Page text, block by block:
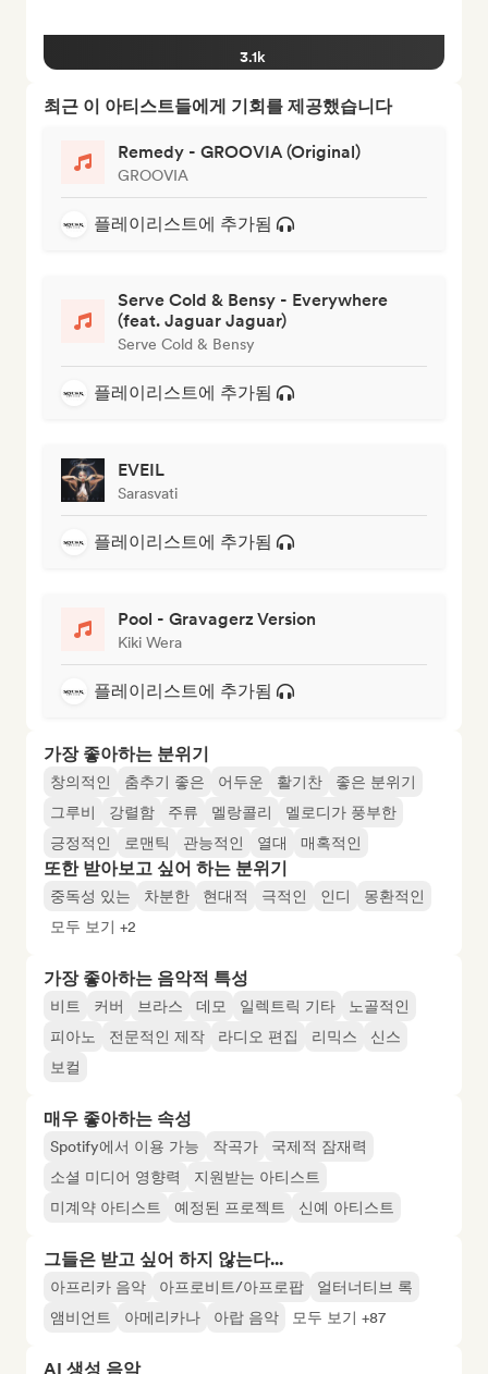
3.1k
최근 이 아티스트들에게 기회를 제공했습니다
Remedy - GROOVIA (Original)
GROOVIA
플레이리스트에 추가됨
Serve Cold & Bensy - Everywhere
(feat. Jaguar Jaguar)
Serve Cold & Bensy
플레이리스트에 추가됨
EVEIL
Sarasvati
플레이리스트에 추가됨
Pool - Gravagerz Version
Kiki Wera
플레이리스트에 추가됨
가장 좋아하는 분위기
창의적인 춤추기 좋은 어두운 활기찬
좋은 분위기
그루비
강렬함 주류 멜랑콜리
멜로디가 풍부한
긍정적인
로맨틱 관능적인 열대 매혹적인
또한 받아보고 싶어 하는 분위기
중독성 있는 차분한 현대적 극적인 인디
몽환적인
모두 보기 +2
가장 좋아하는 음악적 특성
비트 커버 브라스 데모 일렉트릭 기타
노골적인
피아노
전문적인 제작 라디오 편집 리믹스
신스
보컬
매우 좋아하는 속성
Spotify에서 이용 가능 작곡가
국제적 잠재력
소셜 미디어 영향력
지원받는 아티스트
미계약 아티스트
예정된 프로젝트 신예 아티스트
그들은 받고 싶어 하지 않는다...
아프리카 음악 아프로비트/아프로팝
얼터너티브 록
앰비언트
아메리카나 아랍 음악 모두 보기 +87
AI 생성 음악